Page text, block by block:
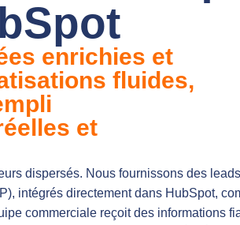
enrichies et
fluides,
et
dispersés. Nous fournissons des
intégrés directement dans HubSpot,
commerciale reçoit des informations